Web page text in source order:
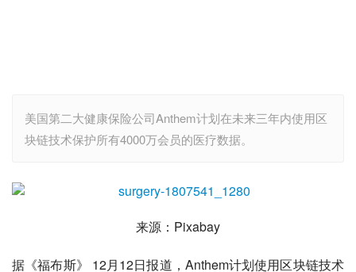
美国第二大健康保险公司Anthem计划在未来三年内使用区
块链技术保护所有4000万会员的医疗数据。
来源：Pixabay
据《福布斯》 12月12日报道，Anthem计划使用区块链技术